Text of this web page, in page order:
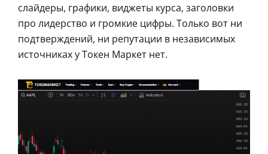
слайдеры, графики, виджеты курса, заголовки
про лидерство и громкие цифры. Только вот ни
подтверждений, ни репутации в независимых
источниках у Токен Маркет нет.